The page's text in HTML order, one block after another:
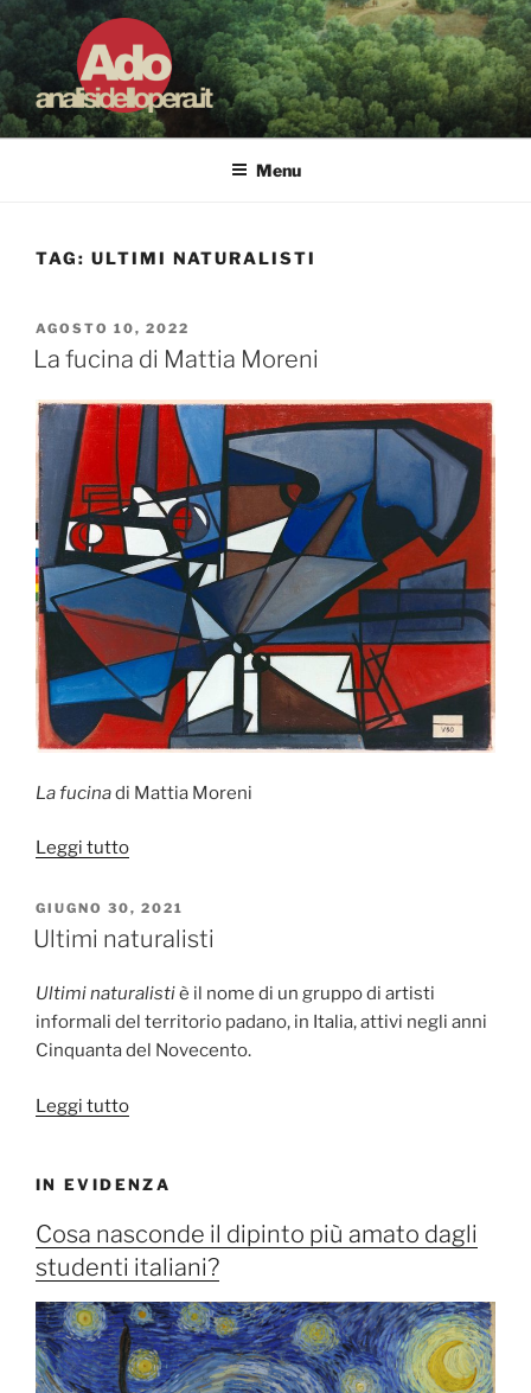
Salta
al
contenuto
ADO ANALISI DELL'OPERA
Osservare le opere d'arte per capirle e imparare ad amarle
Menu
TAG: ULTIMI NATURALISTI
PUBBLICATO
IL
AGOSTO 10, 2022
La fucina di Mattia Moreni
La fucinadi Mattia Moreni
Leggi tutto“La
di
Mattia
PUBBLICATO
IL
GIUGNO 30, 2021
Ultimi naturalisti
Ultimi naturalistiè il nome di un gruppo di artisti
informali del territorio padano, in Italia, attivi negli anni
Cinquanta del Novecento.
Leggi tutto“Ultimi
IN EVIDENZA
Cosa nasconde il dipinto più amato dagli
studenti italiani?